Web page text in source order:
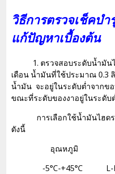
วิธีการตรวจเช็คบำ
แก้ปัญหาเบื้องต้น
1. ตรวจสอบระดับน้ำมั
เดือน น้ำมันที่ใช้ประมาณ 0.3
น้ำมัน จะอยู่ในระดับต่ำจากข
ขณะที่ระดับของงาอยู่ในระดับ
การเลือกใช้น้ำมันไฮดร
ดังนี้
อุณหภูมิ
-5°C-+45°C L-